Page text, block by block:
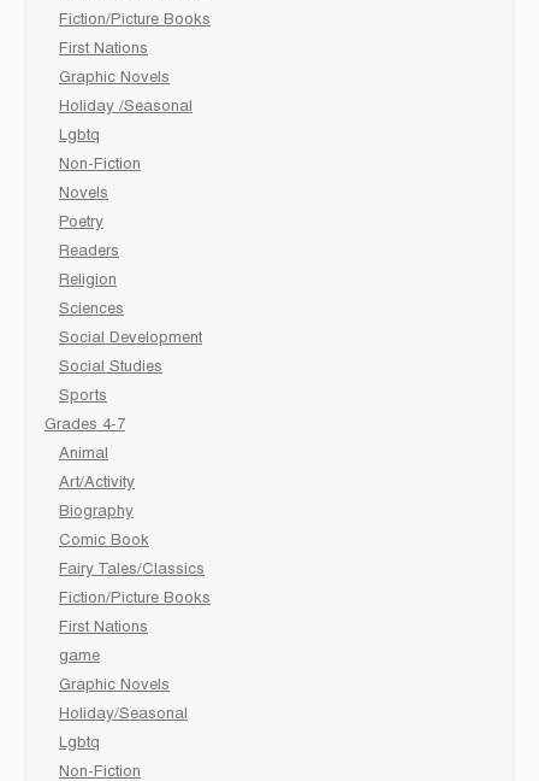
Fiction/Picture Books
First Nations
Graphic Novels
Holiday /Seasonal
Lgbtq
Non-Fiction
Novels
Poetry
Readers
Religion
Sciences
Social Development
Social Studies
Sports
Grades 4-7
Animal
Art/Activity
Biography
Comic Book
Fairy Tales/Classics
Fiction/Picture Books
First Nations
game
Graphic Novels
Holiday/Seasonal
Lgbtq
Non-Fiction